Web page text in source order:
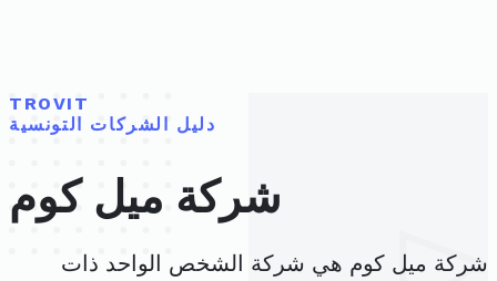
TROVIT
دليل الشركات التونسية
شركة ميل كوم
شركة ميل كوم هي شركة الشخص الواحد ذات